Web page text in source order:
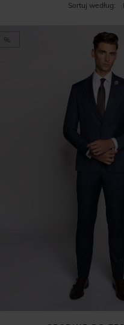
Sortuj według:
%